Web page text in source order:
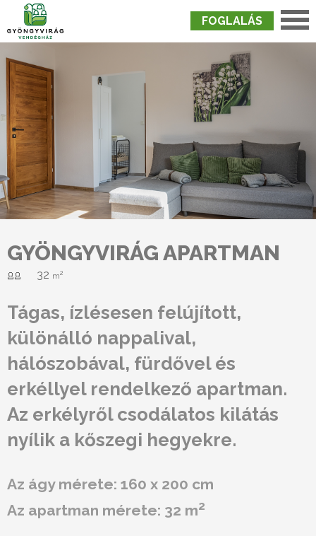
FOGLALÁS
Nyitólap
GYÖNGYVIRÁG APARTMAN
32 m2
Tágas, ízlésesen felújított,
különálló nappalival,
hálószobával, fürdővel és
erkéllyel rendelkező apartman.
Az erkélyről csodálatos kilátás
nyílik a kőszegi hegyekre.
Az ágy mérete: 160 x 200 cm
Az apartman mérete: 32 m2